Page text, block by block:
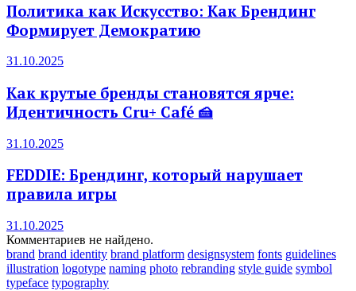
Политика как Искусство: Как Брендинг
Формирует Демократию
31.10.2025
Как крутые бренды становятся ярче:
Идентичность Cru+ Café 🍰
31.10.2025
FEDDIE: Брендинг, который нарушает
правила игры
31.10.2025
Комментариев не найдено.
brand brand identity brand platform designsystem fonts guidelines
illustration logotype naming photo rebranding style guide symbol
typeface typography